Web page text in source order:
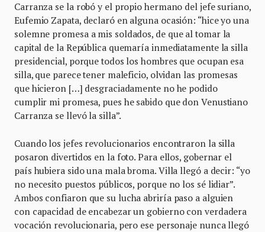
Carranza se la robó y el propio hermano del jefe suriano,
Eufemio Zapata, declaró en alguna ocasión: “hice yo una
solemne promesa a mis soldados, de que al tomar la
capital de la República quemaría inmediatamente la silla
presidencial, porque todos los hombres que ocupan esa
silla, que parece tener maleficio, olvidan las promesas
que hicieron […] desgraciadamente no he podido
cumplir mi promesa, pues he sabido que don Venustiano
Carranza se llevó la silla”.
Cuando los jefes revolucionarios encontraron la silla
posaron divertidos en la foto. Para ellos, gobernar el
país hubiera sido una mala broma. Villa llegó a decir: “yo
no necesito puestos públicos, porque no los sé lidiar”.
Ambos confiaron que su lucha abriría paso a alguien
con capacidad de encabezar un gobierno con verdadera
vocación revolucionaria, pero ese personaje nunca llegó